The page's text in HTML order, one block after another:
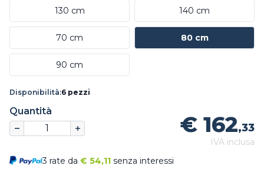
130 cm 140 cm
70 cm 80 cm
90 cm
Disponibilità:6 pezzi
Quantità
€ 162,33
IVA inclusa
3 rate da € 54,11 senza interessi